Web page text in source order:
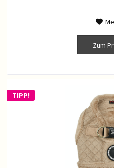
Zum
TIPP!